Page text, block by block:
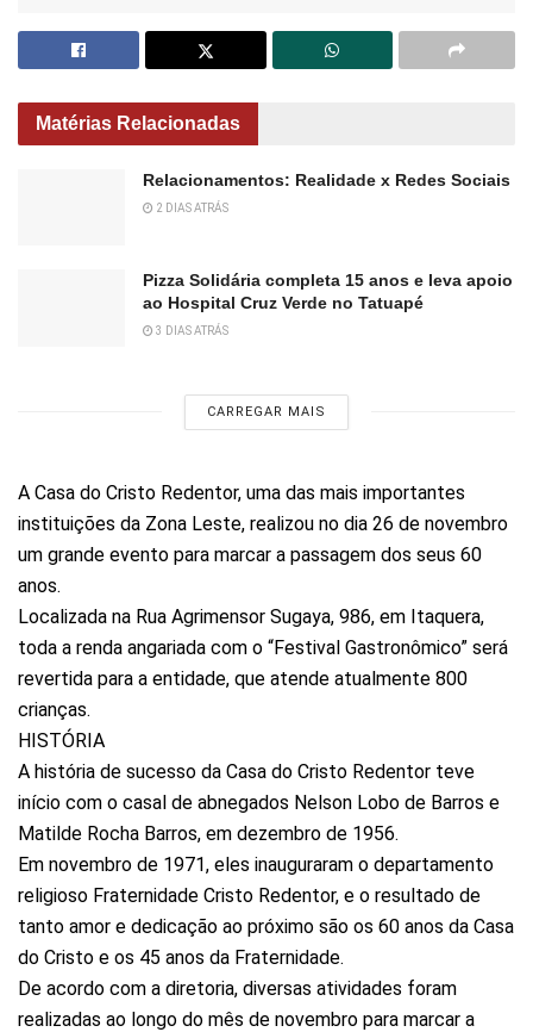
Matérias Relacionadas
Relacionamentos: Realidade x Redes Sociais
2 DIAS ATRÁS
Pizza Solidária completa 15 anos e leva apoio
ao Hospital Cruz Verde no Tatuapé
3 DIAS ATRÁS
CARREGAR MAIS
A Casa do Cristo Redentor, uma das mais importantes
instituições da Zona Leste, realizou no dia 26 de novembro
um grande evento para marcar a passagem dos seus 60
anos.
Localizada na Rua Agrimensor Sugaya, 986, em Itaquera,
toda a renda angariada com o “Festival Gastronômico” será
revertida para a entidade, que atende atualmente 800
crianças.
HISTÓRIA
A história de sucesso da Casa do Cristo Redentor teve
início com o casal de abnegados Nelson Lobo de Barros e
Matilde Rocha Barros, em dezembro de 1956.
Em novembro de 1971, eles inauguraram o departamento
religioso Fraternidade Cristo Redentor, e o resultado de
tanto amor e dedicação ao próximo são os 60 anos da Casa
do Cristo e os 45 anos da Fraternidade.
De acordo com a diretoria, diversas atividades foram
realizadas ao longo do mês de novembro para marcar a